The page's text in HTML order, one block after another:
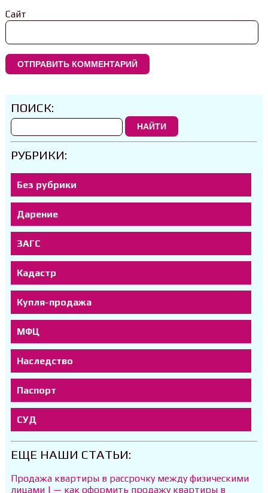
Сайт
ПОИСК:
НАЙТИ
РУБРИКИ:
Без рубрики
Дарение
ЗАГС
Кадастр
Купля-продажа
МФЦ
Наследство
Паспорт
СУД
ЕЩЕ НАШИ СТАТЬИ:
Продажа квартиры в рассрочку между физическими
лицами | — как оформить продажу квартиры в